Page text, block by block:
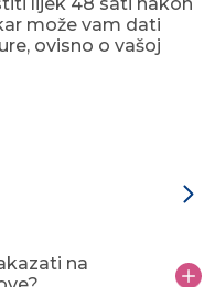
može vam dati
ovisno o vašoj
na